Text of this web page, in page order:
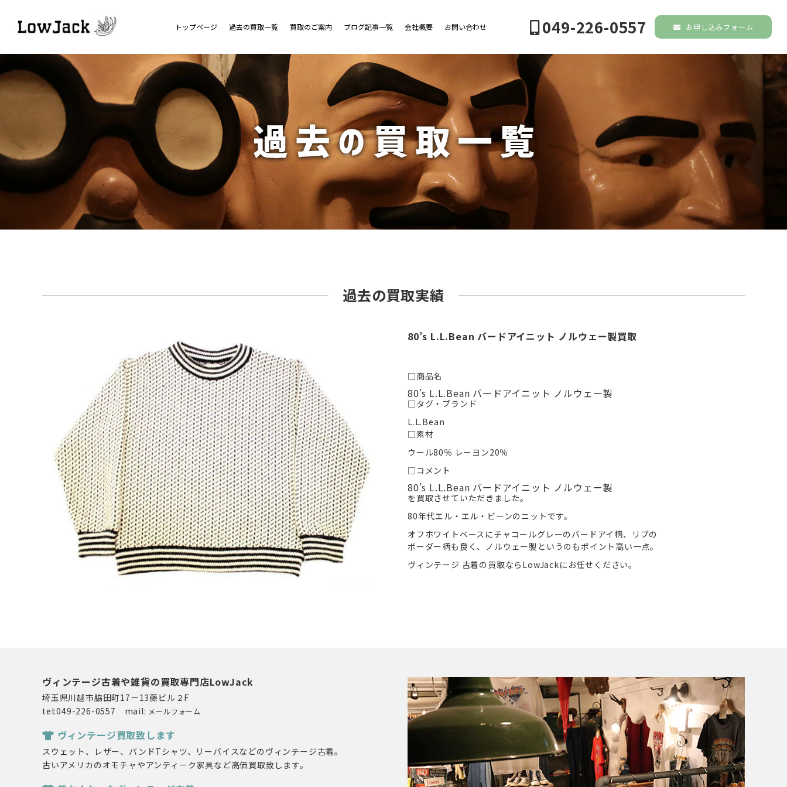
トップページ 過去の買取一覧 買取のご案内 ブログ記事一覧 会社概要 お問い合わせ 049-226-0557 お申し込みフォーム
過去の買取実績
80’s L.L.Bean バードアイニット ノルウェー製買取
□商品名
80’s L.L.Bean バードアイニット ノルウェー製
□タグ・ブランド
L.L.Bean
□素材
ウール80％ レーヨン20％
□コメント
80’s L.L.Bean バードアイニット ノルウェー製
を買取させていただきました。
80年代エル・エル・ビーンのニットです。
オフホワイトベースにチャコールグレーのバードアイ柄、リブの
ボーダー柄も良く、ノルウェー製というのもポイント高い一点。
ヴィンテージ 古着の買取ならLowJackにお任せください。
ヴィンテージ古着や雑貨の買取専門店LowJack
埼玉県川越市脇田町17－13藤ビル２F
tel:049-226-0557 mail: メールフォーム
ヴィンテージ買取致します
スウェット、レザー、バンドTシャツ、リーバイスなどのヴィンテージ古着。
古いアメリカのオモチャやアンティーク家具など高価買取致します。